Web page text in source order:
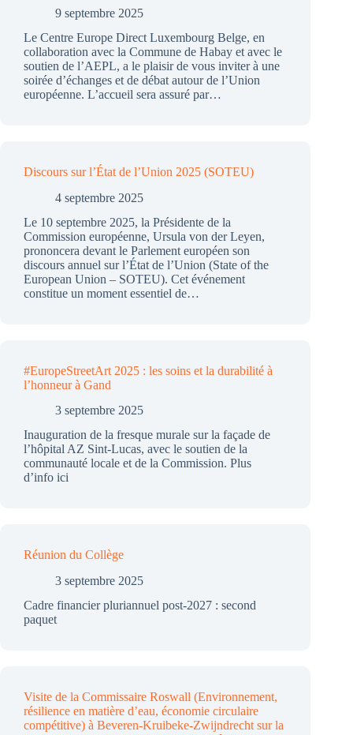
9 septembre 2025
Le Centre Europe Direct Luxembourg Belge, en
collaboration avec la Commune de Habay et avec le
soutien de l’AEPL, a le plaisir de vous inviter à une
soirée d’échanges et de débat autour de l’Union
européenne. L’accueil sera assuré par…
Discours sur l’État de l’Union 2025 (SOTEU)
4 septembre 2025
Le 10 septembre 2025, la Présidente de la
Commission européenne, Ursula von der Leyen,
prononcera devant le Parlement européen son
discours annuel sur l’État de l’Union (State of the
European Union – SOTEU). Cet événement
constitue un moment essentiel de…
#EuropeStreetArt 2025 : les soins et la durabilité à
l’honneur à Gand
3 septembre 2025
Inauguration de la fresque murale sur la façade de
l’hôpital AZ Sint-Lucas, avec le soutien de la
communauté locale et de la Commission. Plus
d’info ici
Réunion du Collège
3 septembre 2025
Cadre financier pluriannuel post-2027 : second
paquet
Visite de la Commissaire Roswall (Environnement,
résilience en matière d’eau, économie circulaire
compétitive) à Beveren-Kruibeke-Zwijndrecht sur la